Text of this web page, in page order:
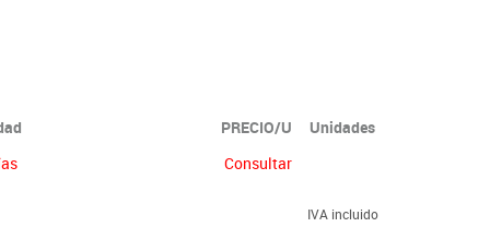
PRECIO/U
Unidades
Consultar
IVA incluido